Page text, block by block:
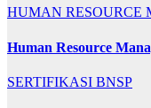
HUMAN RESOURCE
Human Resource
SERTIFIKASI BNSP